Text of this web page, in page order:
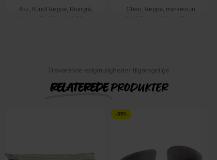
Raz, Rundt tæppe, Brungrå,
Viskose (D: 160 x H: 0,26 cm.)
Chen, Tæppe, mørkebrun,
60x90 cm by House Doctor
Tilsvarende valgmuligheder tilgængelige
RELATEREDEPRODUKTER
-39%